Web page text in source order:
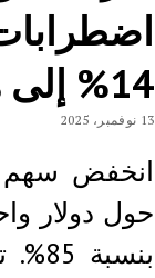
14% إلى هبوط حاد أم انتعاش سريع؟
13 نوفمبر، 2025